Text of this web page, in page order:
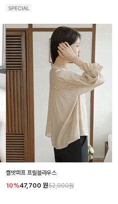
캘밧퍼프 프릴블라우스
10%47,700 원52,900원